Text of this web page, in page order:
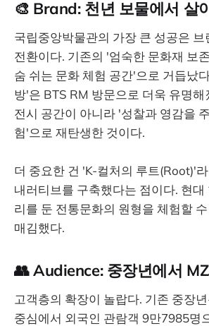
🎨 Brand: 천년 보물에서 살
국립중앙박물관의 가장 큰 성공은 브
전환이다. 기존의 '엄숙한 문화재 보
숨 쉬는 문화 체험 공간'으로 거듭났
방'은 BTS RM 방문으로 더욱 유명
전시 공간이 아니라 '성찰과 영감을
험'으로 재탄생한 것이다.
더 중요한 건 'K-컬처의 루트(Root)'
내러티브를 구축했다는 점이다. 현대
리를 둔 전통문화의 원형을 체험할
매김했다.
👥 Audience: 중장년에서
고객층의 확장이 놀랍다. 기존 중장
중심에서 외국인 관람객 9만7985명